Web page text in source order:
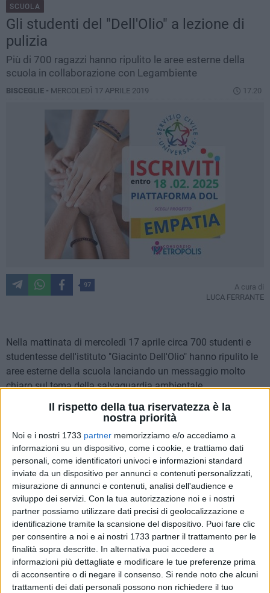
Il rispetto della tua riservatezza è la
nostra priorità
Noi e i nostri 1733 partner memorizziamo e/o accediamo a
informazioni su un dispositivo, come i cookie, e trattiamo dati
personali, come identificatori univoci e informazioni standard
inviate da un dispositivo per annunci e contenuti personalizzati,
misurazione di annunci e contenuti, analisi dell'audience e
sviluppo dei servizi. Con la tua autorizzazione noi e i nostri
partner possiamo utilizzare dati precisi di geolocalizzazione e
identificazione tramite la scansione del dispositivo. Puoi fare clic
per consentire a noi e ai nostri 1733 partner il trattamento per le
finalità sopra descritte. In alternativa puoi accedere a
informazioni più dettagliate e modificare le tue preferenze prima
di acconsentire o di negare il consenso. Si rende noto che alcuni
trattamenti dei dati personali possono non richiedere il tuo
SCUOLA
Gli studenti del "Dell'Olio" a lezione di
pulizia
Più di 700 ragazzi hanno ripulito le aree esterne della
scuola in collaborazione con Legambiente
BISCEGLIE - MERCOLEDÌ 17 APRILE 2019 17.20
97
A cura di
LUCA FERRANTE
Nella mattinata di mercoledì 17 aprile circa 700 studenti e
studentesse dell'istituto "Giacinto Dell'Olio" hanno ripulito le
aree esterne della scuola lanciando un messaggio molto
chiaro sul tema della salvaguardia ambientale.
Discutere su argomenti strettamente attuali per cercare di
"Green day", promossa dal dirigente scolastico Mauro
Visaggio e dai rappresentanti d'istituto, ha così coinvolto i
ragazzi sia nella pulizia delle pertinenze esterne della scuola
di via Mauro Giuliani, partita dalle ore 10:00, che nel dialogo
col presidente di Legambiente Bisceglie Alessandro Di
Gregorio e Ruggero Ronzulli, responsabile di Legambiente
Puglia.
Nell'auditorium "don Tonino Bello" i ragazzi hanno affrontato
i temi delle plastiche e microplastiche e dei rifiuti. «Proviamo
da oggi a fare un passo verso l'ambiente attraverso un